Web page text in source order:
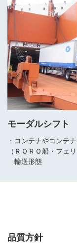
モーダルシフト
・コンテナやコンテ
（ＲＯＲＯ船・フェ
輸送形態
品質方針